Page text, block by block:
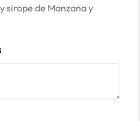
sirope de Manzana y